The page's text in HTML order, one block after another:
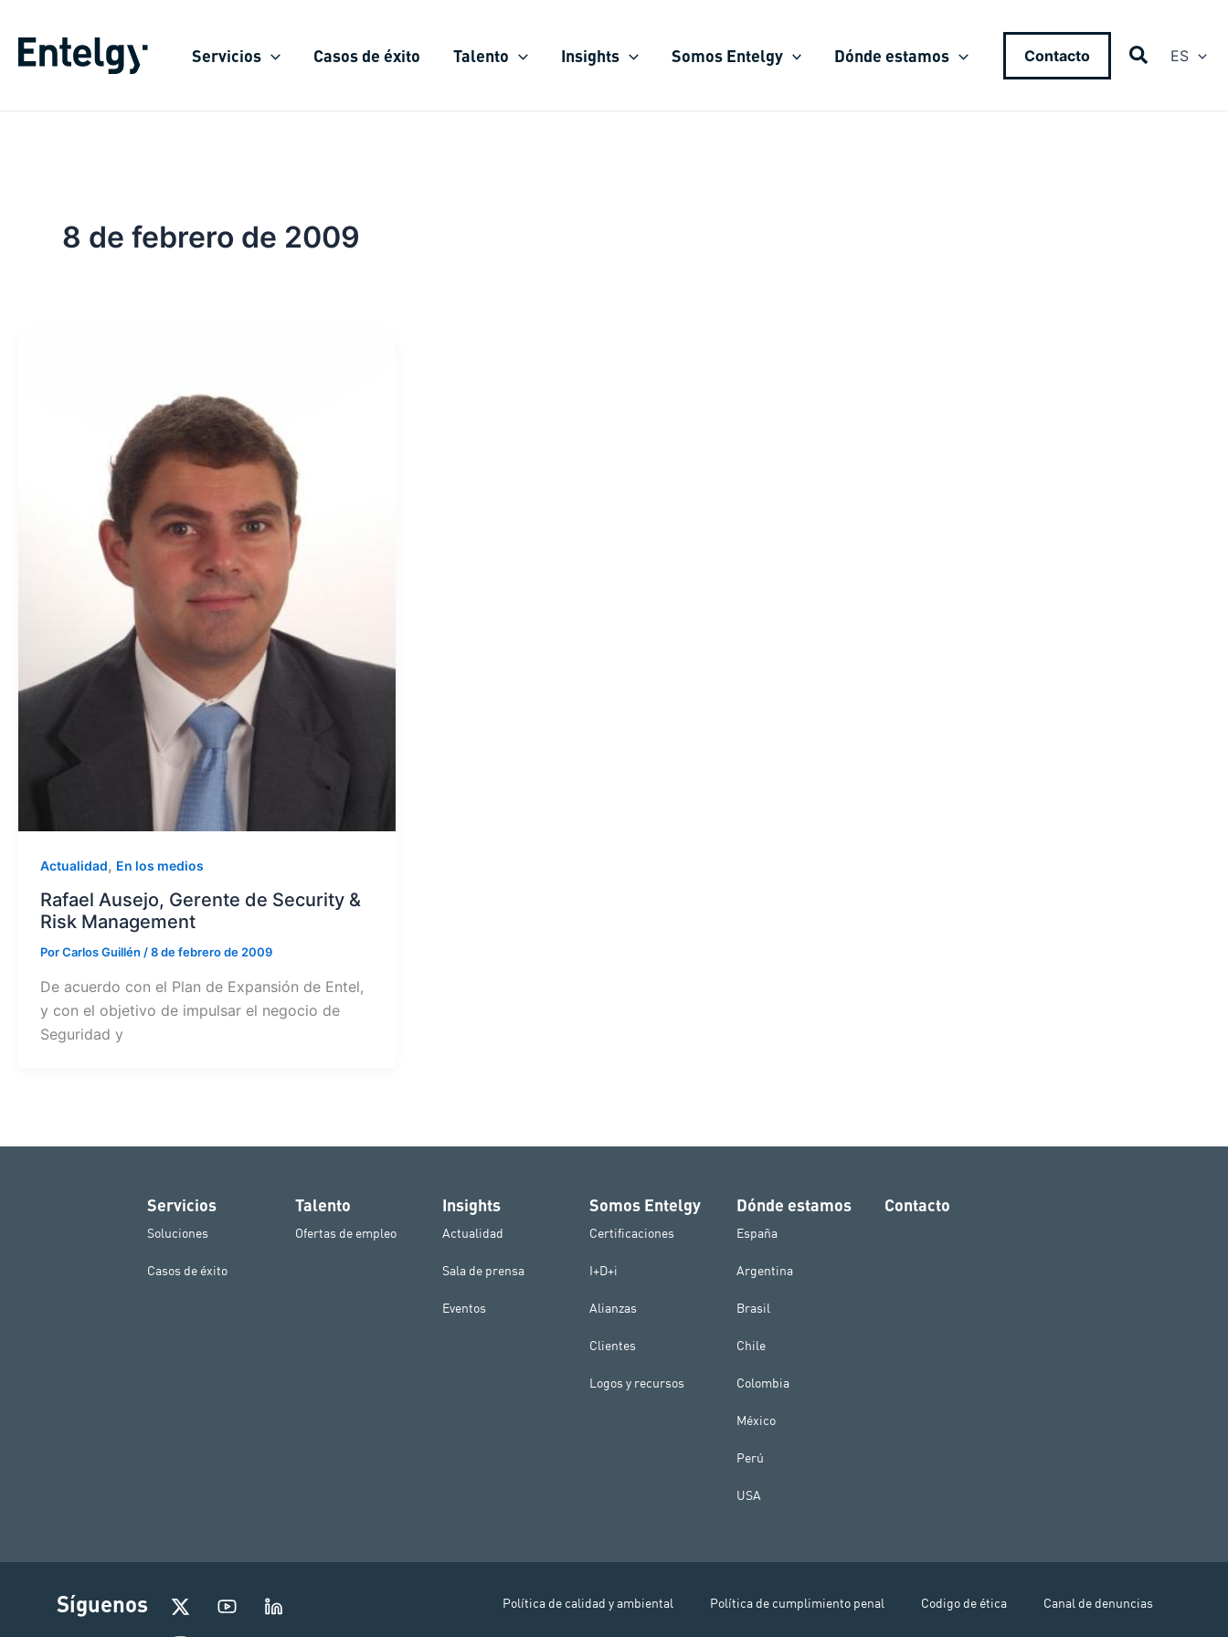
contenido
Servicios Casos de éxito Talento Insights Somos Entelgy Dónde estamos Contacto ES
8 de febrero de 2009
Actualidad, En los medios
Rafael Ausejo, Gerente de Security &
Risk Management
PorCarlos Guillén /8 de febrero de 2009
De acuerdo con el Plan de Expansión de Entel,
y con el objetivo de impulsar el negocio de
Seguridad y
Servicios
Soluciones
Casos de éxito
Talento
Ofertas de empleo
Insights
Actualidad
Sala de prensa
Eventos
Somos Entelgy
Certificaciones
I+D+i
Alianzas
Clientes
Logos y recursos
Dónde estamos
España
Argentina
Brasil
Chile
Colombia
México
Perú
USA
Contacto
Síguenos
I
n
Política de calidad y ambiental Política de cumplimiento penal Codigo de ética Canal de denuncias